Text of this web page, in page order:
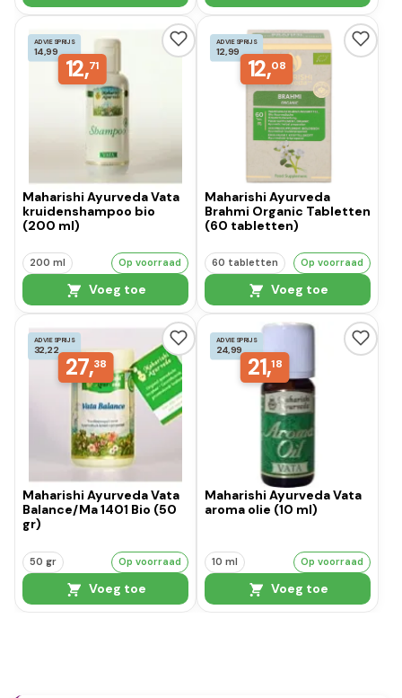
ADVIESPRIJS
14,99
12,71
Maharishi Ayurveda Vata
kruidenshampoo bio
(200 ml)
200 ml Op voorraad
Voeg toe
ADVIESPRIJS
12,99
12,08
Maharishi Ayurveda
Brahmi Organic Tabletten
(60 tabletten)
60 tabletten Op voorraad
Voeg toe
ADVIESPRIJS
32,22
27,38
Maharishi Ayurveda Vata
Balance/Ma 1401 Bio (50
gr)
50 gr Op voorraad
Voeg toe
ADVIESPRIJS
24,99
21,18
Maharishi Ayurveda Vata
aroma olie (10 ml)
10 ml Op voorraad
Voeg toe